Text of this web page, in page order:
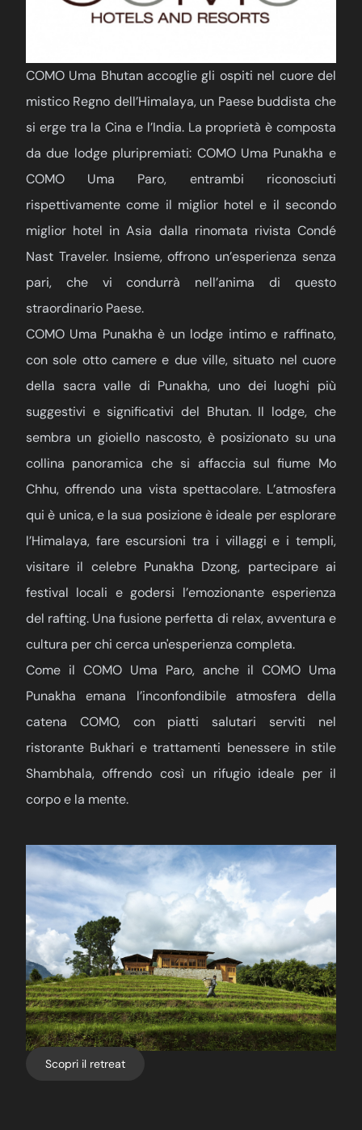
COMO Uma Bhutan accoglie gli ospiti nel cuore del
mistico Regno dell’Himalaya, un Paese buddista che
si erge tra la Cina e l’India. La proprietà è composta
da due lodge pluripremiati: COMO Uma Punakha e
COMO Uma Paro, entrambi riconosciuti
rispettivamente come il miglior hotel e il secondo
miglior hotel in Asia dalla rinomata rivista Condé
Nast Traveler. Insieme, offrono un’esperienza senza
pari, che vi condurrà nell’anima di questo
straordinario Paese.
COMO Uma Punakha è un lodge intimo e raffinato,
con sole otto camere e due ville, situato nel cuore
della sacra valle di Punakha, uno dei luoghi più
suggestivi e significativi del Bhutan. Il lodge, che
sembra un gioiello nascosto, è posizionato su una
collina panoramica che si affaccia sul fiume Mo
Chhu, offrendo una vista spettacolare. L’atmosfera
qui è unica, e la sua posizione è ideale per esplorare
l’Himalaya, fare escursioni tra i villaggi e i templi,
visitare il celebre Punakha Dzong, partecipare ai
festival locali e godersi l’emozionante esperienza
del rafting. Una fusione perfetta di relax, avventura e
cultura per chi cerca un'esperienza completa.
Come il COMO Uma Paro, anche il COMO Uma
Punakha emana l’inconfondibile atmosfera della
catena COMO, con piatti salutari serviti nel
ristorante Bukhari e trattamenti benessere in stile
Shambhala, offrendo così un rifugio ideale per il
corpo e la mente.
Scopri il retreat